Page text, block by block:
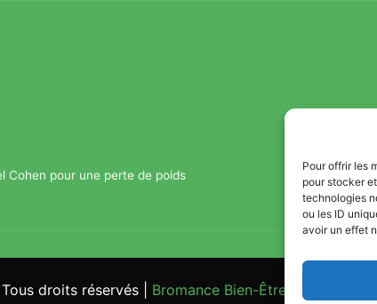
Pour offrir les
pour stocker
technologies
ou les ID
avoir un effet
Cohen pour une perte de poids
droits réservés | Bromance Bien-Être : Yoga,